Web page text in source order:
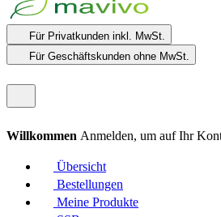
Für Privatkunden inkl. MwSt.
Für Geschäftskunden ohne MwSt.
Willkommen Anmelden, um auf Ihr
Übersicht
Bestellungen
Meine Produkte